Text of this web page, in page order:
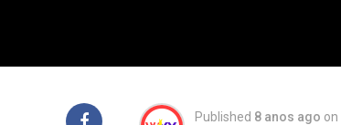
Published 8 anos ago on